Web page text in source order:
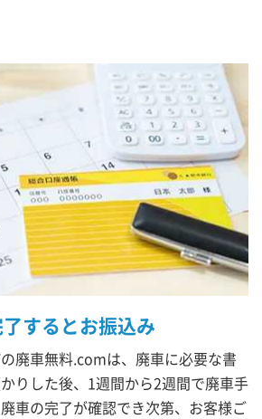
するとお振込み
廃車無料.comは、廃車に必要な書
りした後、1週間から2週間で廃車手
車の完了が確認でき次第、お客様ご